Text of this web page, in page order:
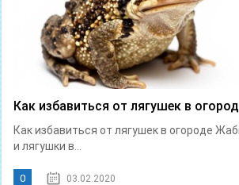
Как избавиться от лягушек в
Как избавиться от лягушек в огороде
и лягушки в...
0 03.02.2020